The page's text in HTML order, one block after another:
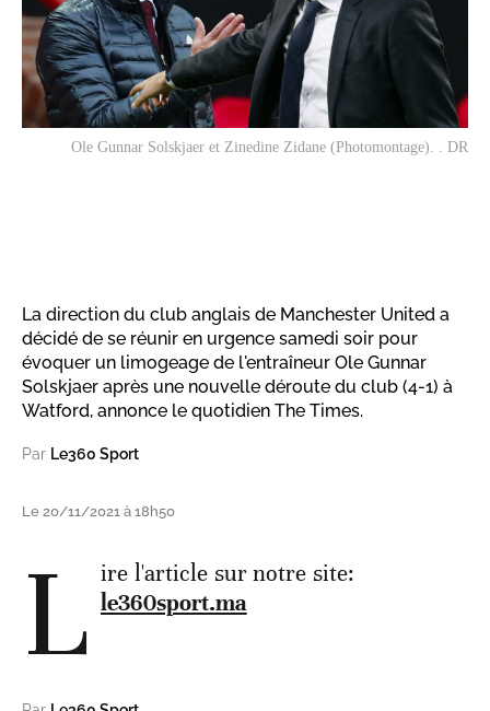
Ole Gunnar Solskjaer et Zinedine Zidane (Photomontage). . DR
La direction du club anglais de Manchester United a
décidé de se réunir en urgence samedi soir pour
évoquer un limogeage de l'entraîneur Ole Gunnar
Solskjaer après une nouvelle déroute du club (4-1) à
Watford, annonce le quotidien The Times.
Par Le360 Sport
Le 20/11/2021 à 18h50
L ire l'article sur notre site:
le360sport.ma